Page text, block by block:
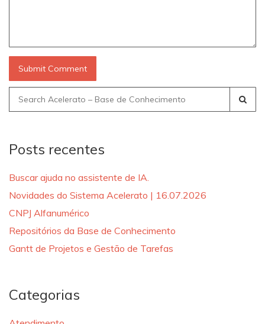
Search
for:
Posts recentes
Buscar ajuda no assistente de IA.
Novidades do Sistema Acelerato | 16.07.2026
CNPJ Alfanumérico
Repositórios da Base de Conhecimento
Gantt de Projetos e Gestão de Tarefas
Categorias